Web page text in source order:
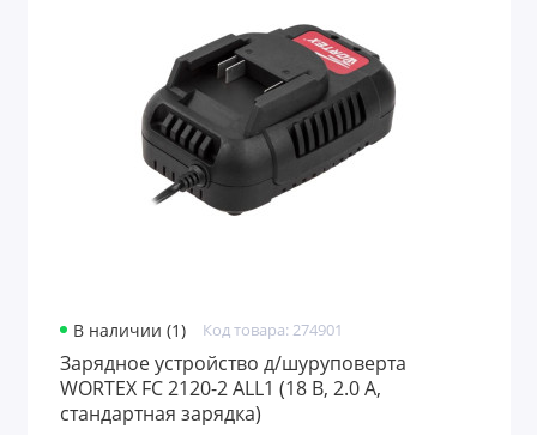
В наличии (1) Код товара: 274901
Зарядное устройство д/шуруповерта
WORTEX FC 2120-2 ALL1 (18 В, 2.0 А,
стандартная зарядка)